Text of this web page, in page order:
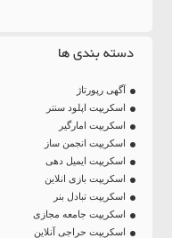
دسته بندی ها
آگهی رپورتاژ
اسکریپت اپلود سنتر
اسکریپت امارگیر
اسکریپت انجمن ساز
اسکریپت ایمیل دهی
اسکریپت بازی انلاین
اسکریپت تبادل بنر
اسکریپت جامعه مجازی
اسکریپت حراجی آنلاین